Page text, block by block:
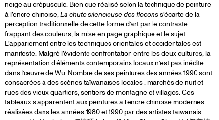
neige au crépuscule. Bien que réalisé selon la technique de peinture
à l’encre chinoise,La chute silencieuse des floconss’écarte de la
perception traditionnelle de cette forme d’art par le contraste
frappant des couleurs, la mise en page graphique et le sujet.
L’appariement entre les techniques orientales et occidentales est
manifeste. Malgré l’évidente confrontation entre les deux cultures, la
représentation d’éléments contemporains locaux n’est pas inédite
dans l’œuvre de Wu. Nombre de ses peintures des années 1990 sont
consacrées à des scènes taïwanaises locales : marchés de nuit et
rues des vieux quartiers, sentiers de montagne et villages. Ces
tableaux s’apparentent aux peintures à l’encre chinoise modernes
réalisées dans les années 1980 et 1990 par des artistes taïwanais